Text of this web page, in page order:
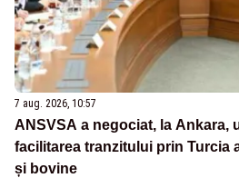
7 aug. 2026, 10:57
ANSVSA a negociat, la Ankara,
facilitarea tranzitului prin Turcia
și bovine